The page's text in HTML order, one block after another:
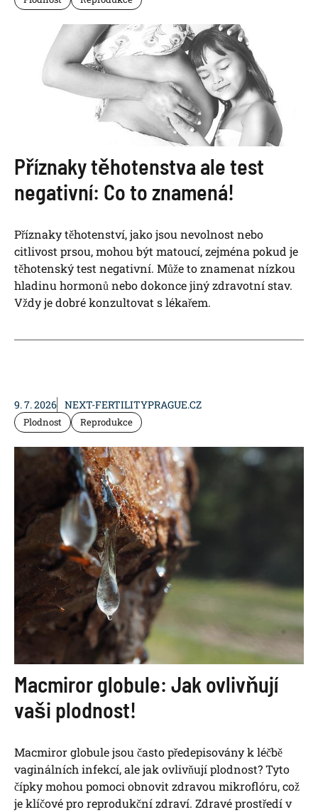
Příznaky těhotenstva ale test
negativní: Co to znamená!
Příznaky těhotenství, jako jsou nevolnost nebo
citlivost prsou, mohou být matoucí, zejména pokud je
těhotenský test negativní. Může to znamenat nízkou
hladinu hormonů nebo dokonce jiný zdravotní stav.
Vždy je dobré konzultovat s lékařem.
9. 7. 2026 NEXT-FERTILITYPRAGUE.CZ
Plodnost Reprodukce
Macmiror globule: Jak ovlivňují
vaši plodnost!
Macmiror globule jsou často předepisovány k léčbě
vaginálních infekcí, ale jak ovlivňují plodnost? Tyto
čípky mohou pomoci obnovit zdravou mikroflóru, což
je klíčové pro reprodukční zdraví. Zdravé prostředí v